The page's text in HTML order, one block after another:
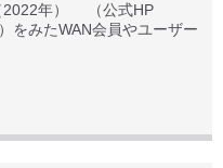
2022年） （公式HP
をみたWAN会員やユーザー